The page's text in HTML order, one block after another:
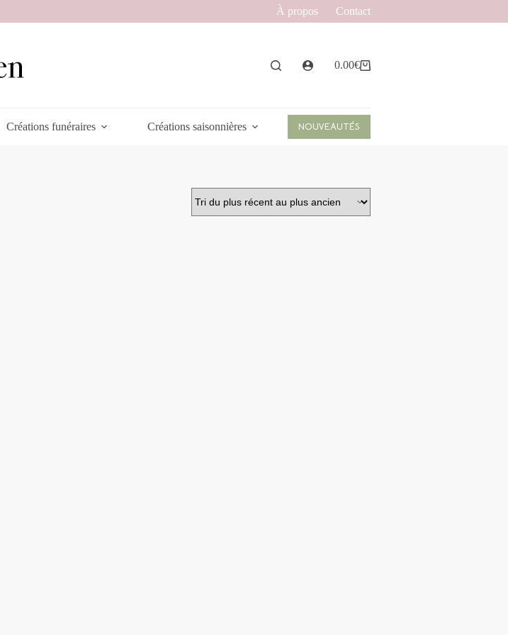
À propos Contact
Panier
0.00€
Créations funéraires Créations saisonnières NOUVEAUTÉS